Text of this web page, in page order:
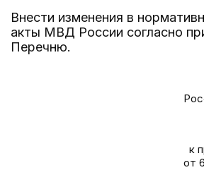
Внести изменения в
акты МВД России согласно
Перечню.
к
от